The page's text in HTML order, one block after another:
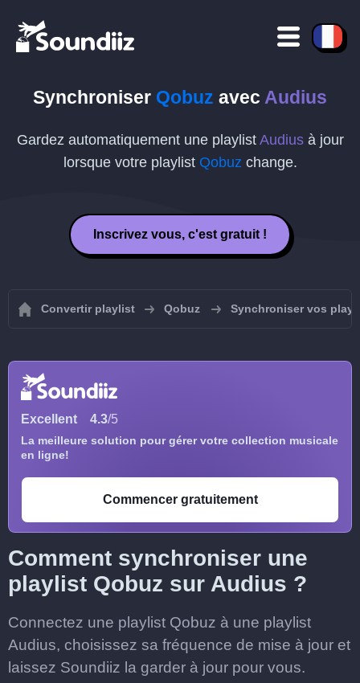
Synchroniser Qobuz avec Audius
Gardez automatiquement une playlist Audiusà jour
lorsque votre playlist Qobuz change.
Inscrivez vous, c'est gratuit !
Convertir playlist Qobuz Synchroniser vos
Excellent 4.3/5
La meilleure solution pour gérer votre collection musicale
en ligne!
Commencer gratuitement
Comment synchroniser une
playlist Qobuz sur Audius ?
Connectez une playlist Qobuz à une playlist
Audius, choisissez sa fréquence de mise à jour et
laissez Soundiiz la garder à jour pour vous.